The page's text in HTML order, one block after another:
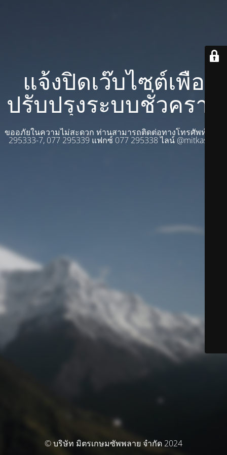
แจ้งปิดเว๊บไซต์เพื่อ
ปรับปรุงระบบชั่วคราว
ขออภัยในความไม่สะดวก ท่านสามารถติดต่อทางโทรศัพท์ 077
295333-7, 077 295339 แฟกซ์ 077 295338 ไลน์ @mitkasam
© บริษัท มิตรเกษมซัพพลาย จำกัด 2024